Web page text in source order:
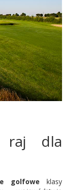
raj dla
golfowe klasy